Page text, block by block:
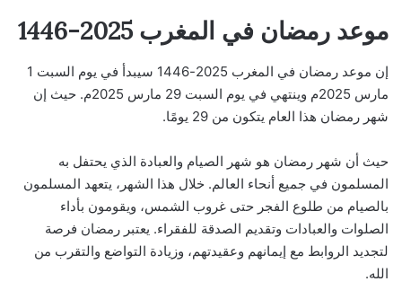
موعد رمضان في المغرب 2025-1446
إن موعد رمضان في المغرب 2025-1446 سيبدأ في يوم السبت 1
مارس 2025م وينتهي في يوم السبت 29 مارس 2025م. حيث إن
شهر رمضان هذا العام يتكون من 29 يومًا.
حيث أن شهر رمضان هو شهر الصيام والعبادة الذي يحتفل به
المسلمون في جميع أنحاء العالم. خلال هذا الشهر، يتعهد المسلمون
بالصيام من طلوع الفجر حتى غروب الشمس، ويقومون بأداء
الصلوات والعبادات وتقديم الصدقة للفقراء. يعتبر رمضان فرصة
لتجديد الروابط مع إيمانهم وعقيدتهم، وزيادة التواضع والتقرب من
الله.